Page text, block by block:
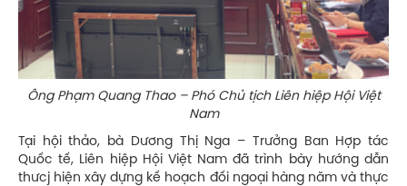
Ông Phạm Quang Thao – Phó Chủ tịch Liên hiệp Hội Việt
Nam
Tại hội thảo, bà Dương Thị Nga – Trưởng Ban Hợp tác
Quốc tế, Liên hiệp Hội Việt Nam đã trình bày hướng dẫn
thưcj hiện xây dựng kế hoạch đối ngoại hàng năm và thực